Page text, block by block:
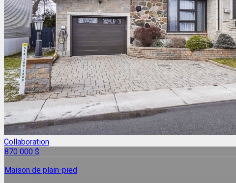
Collaboration
870 000 $
Maison de plain-pied